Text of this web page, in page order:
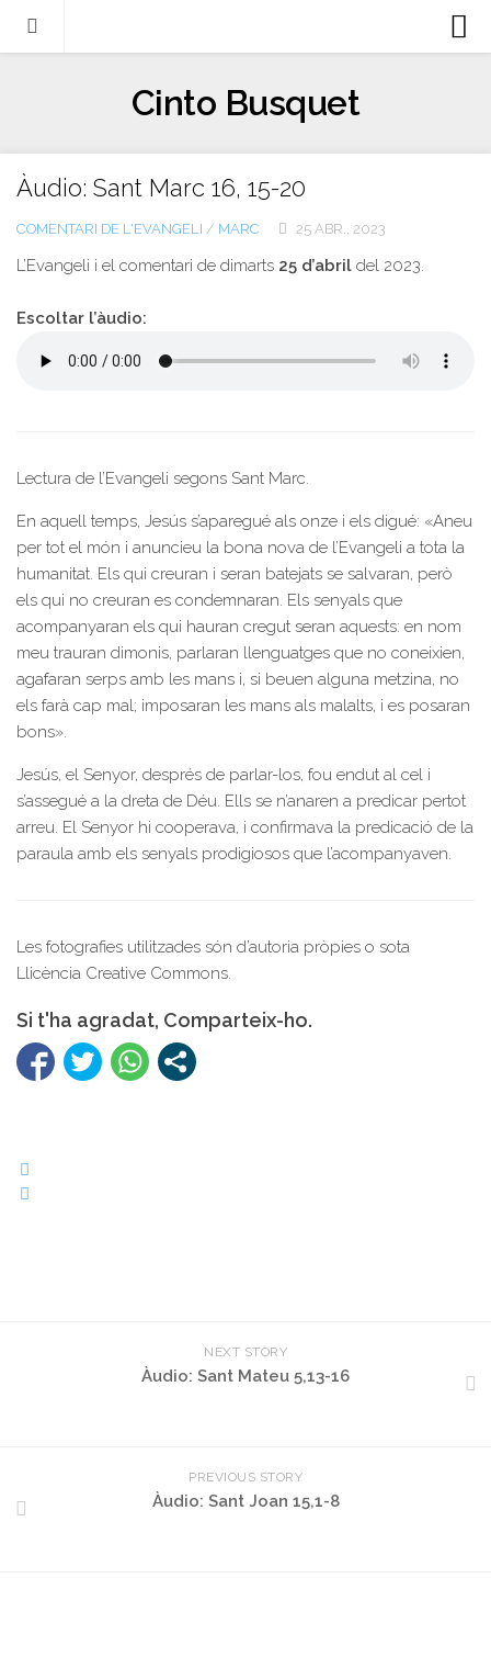
Llibres
Escrits-articles
Notícies
Castellano
Italiano
English
Cinto Busquet
Àudio: Sant Marc 16, 15-20
COMENTARI DE L'EVANGELI / MARC 25 ABR., 2023
L’Evangeli i el comentari de dimarts 25 d’abril del 2023.
Escoltar l’àudio:
Lectura de l’Evangeli segons Sant Marc.
En aquell temps, Jesús s’aparegué als onze i els digué: «Aneu
per tot el món i anuncieu la bona nova de l’Evangeli a tota la
humanitat. Els qui creuran i seran batejats se salvaran, però
els qui no creuran es condemnaran. Els senyals que
acompanyaran els qui hauran cregut seran aquests: en nom
meu trauran dimonis, parlaran llenguatges que no coneixien,
agafaran serps amb les mans i, si beuen alguna metzina, no
els farà cap mal; imposaran les mans als malalts, i es posaran
bons».
Jesús, el Senyor, després de parlar-los, fou endut al cel i
s’assegué a la dreta de Déu. Ells se n’anaren a predicar pertot
arreu. El Senyor hi cooperava, i confirmava la predicació de la
paraula amb els senyals prodigiosos que l’acompanyaven.
Les fotografies utilitzades són d’autoria pròpies o sota
Llicència Creative Commons.
Si t'ha agradat, Comparteix-ho.
NEXT STORY
Àudio: Sant Mateu 5,13-16
PREVIOUS STORY
Àudio: Sant Joan 15,1-8